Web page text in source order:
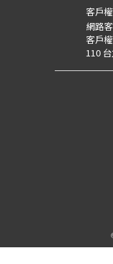
客戶
網路
客戶
110